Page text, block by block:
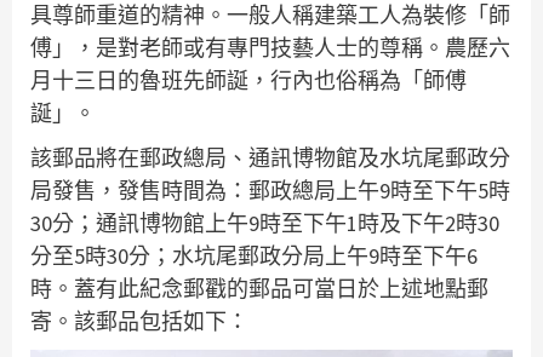
具尊師重道的精神。一般人稱建築工人為裝修「師
傅」，是對老師或有專門技藝人士的尊稱。農歷六
月十三日的魯班先師誕，行內也俗稱為「師傅
誕」。
該郵品將在郵政總局、通訊博物館及水坑尾郵政分
局發售，發售時間為：郵政總局上午9時至下午5時
30分；通訊博物館上午9時至下午1時及下午2時30
分至5時30分；水坑尾郵政分局上午9時至下午6
時。蓋有此紀念郵戳的郵品可當日於上述地點郵
寄。該郵品包括如下：